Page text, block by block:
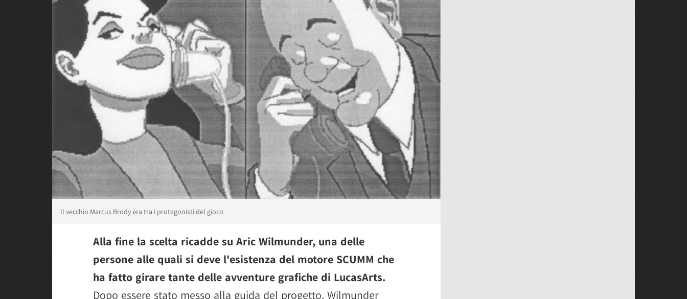
Il vecchio Marcus Brody era tra i protagonisti del gioco
Alla fine la scelta ricadde su Aric Wilmunder, una delle
persone alle quali si deve l'esistenza del motore SCUMM che
ha fatto girare tante delle avventure grafiche di LucasArts.
Dopo essere stato messo alla guida del progetto, Wilmunder